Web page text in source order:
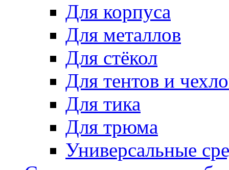
Для корпуса
Для металлов
Для стёкол
Для тентов и
Для тика
Для трюма
Универсальные